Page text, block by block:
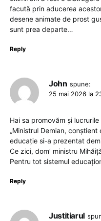
facută prin aducerea
desene animate de prost
sunt prea departe…
Reply
John spune:
25 mai 2026 la
Hai sa promovăm și lucrurile
„Ministrul Demian,
educație si-a prezentat
Ce zici, dom’ ministru
Pentru tot sistemul
Reply
Justitiarul